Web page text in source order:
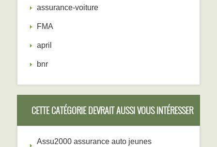
assurance-voiture
FMA
april
bnr
CETTE CATÉGORIE DEVRAIT AUSSI VOUS INTÉRESSER
Assu2000 assurance auto jeunes